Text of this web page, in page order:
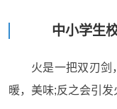
中小学生
火是一把双刃剑
暖，美味;反之会引发